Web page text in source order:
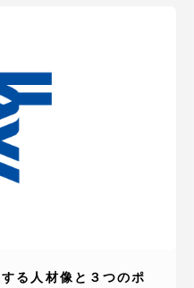
る人材像と３つのポ